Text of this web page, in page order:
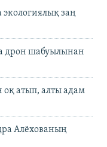
экологиялық заң
дрон шабуылынан
оқ атып, алты адам
Алёхованың